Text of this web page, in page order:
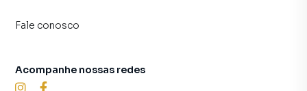
Fale conosco
Acompanhe nossas redes